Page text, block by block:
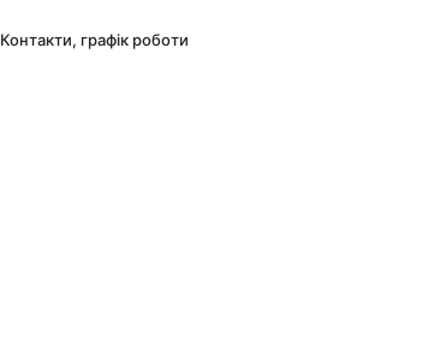
Контакти, графік роботи